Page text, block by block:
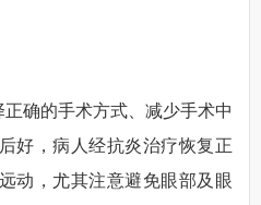
确的手术方式、减少手术中
好，病人经抗炎治疗恢复正
动，尤其注意避免眼部及眼